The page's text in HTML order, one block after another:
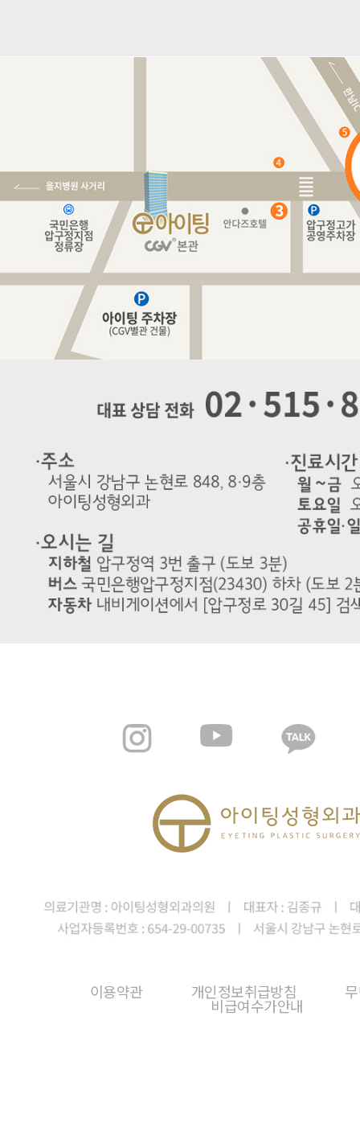
이용약관 개인정보취급방침
비급여수가안내